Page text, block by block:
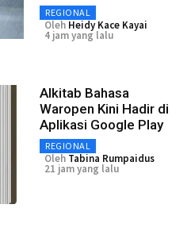
REGIONAL
Oleh Heidy Kace Kayai
4 jam yang lalu
Alkitab Bahasa
Waropen Kini Hadir di
Aplikasi Google Play
REGIONAL
Oleh Tabina Rumpaidus
21 jam yang lalu